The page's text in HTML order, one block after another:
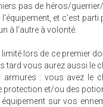
pas de héros/
et c'est
à l'autre à volonté.
lors de ce premier
tard vous aurez aussi le
: vous avez le
et/ou des
sur vos